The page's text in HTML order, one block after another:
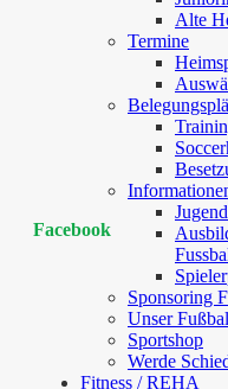
Alte
Termine
Sponsoring
Unser
Sportshop
Werde
Fitness / REHA
Facebook